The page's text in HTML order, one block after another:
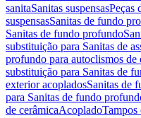
sanitaSanitas suspensasPeças
suspensasSanitas de fundo
Sanitas de fundo profundo
substituição para Sanitas de
profundo para autoclismos de
substituição para Sanitas de
exterior acopladosSanitas de
para Sanitas de fundo
de cerâmicaAcopladoTampos